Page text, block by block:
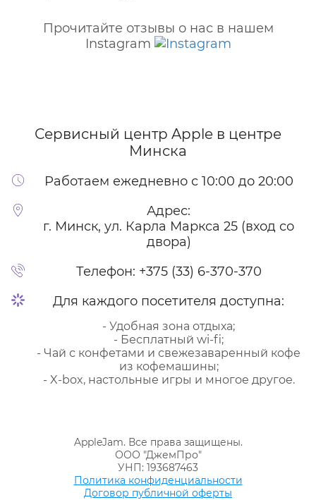
Прочитайте отзывы о нас в нашем
Instagram
Сервисный центр Apple в центре
Минска
Работаем ежедневно с 10:00 до 20:00
Адрес:
г. Минск, ул. Карла Маркса 25 (вход со
двора)
Телефон: +375 (33) 6-370-370
Для каждого посетителя доступна:
- Удобная зона отдыха;
- Бесплатный wi-fi;
- Чай с конфетами и свежезаваренный кофе
из кофемашины;
- X-box, настольные игры и многое другое.
AppleJam. Все права защищены.
ООО "ДжемПро"
УНП: 193687463
Политика конфиденциальности
Договор публичной оферты